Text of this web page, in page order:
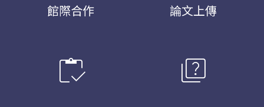
館際合作 論文上傳
inventory quiz